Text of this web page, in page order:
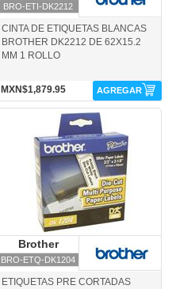
BRO-ETI-DK2212
CINTA DE ETIQUETAS BLANCAS
BROTHER DK2212 DE 62X15.2
MM 1 ROLLO
MXN$1,879.95 AGREGAR
BRO-ETQ-DK1204-Brother
Brother
BRO-ETQ-DK1204
ETIQUETAS PRE CORTADAS